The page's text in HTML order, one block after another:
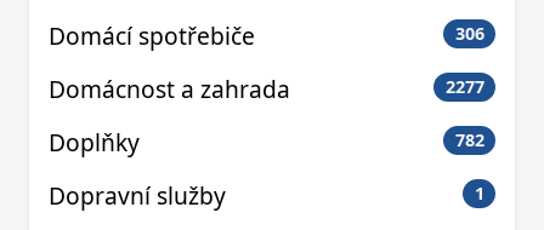
Domácí spotřebiče 306
Domácnost a zahrada 2277
Doplňky 782
Dopravní služby 1